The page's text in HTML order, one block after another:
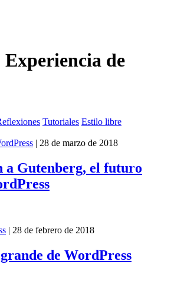
Experiencia de
Tutoriales Estilo libre
| 28 de marzo de 2018
a Gutenberg, el futuro
| 28 de febrero de 2018
de WordPress